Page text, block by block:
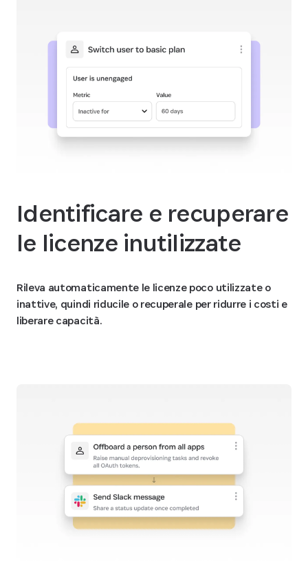
Identificare e recuperare
le licenze inutilizzate
Rileva automaticamente le licenze poco utilizzate o
inattive, quindi riducile o recuperale per ridurre i costi e
liberare capacità.